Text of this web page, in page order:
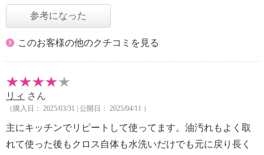
参考になった
このお客様の他のクチコミを見る
リィ さん
（購入日： 2025/03/31 | 公開日： 2025/04/11 ）
主にキッチンでリピートして使ってます。油汚れもよく取
れて使った後もクロス自体も水洗いだけでも元に戻り長く